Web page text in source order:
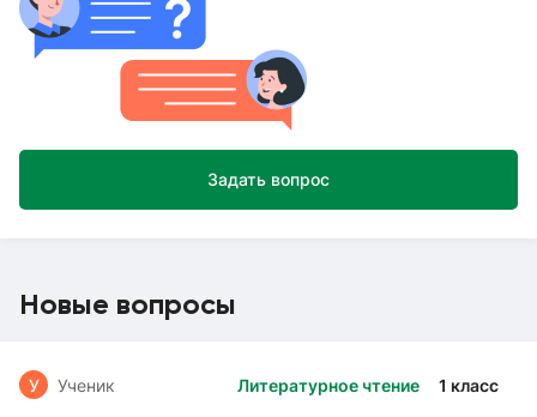
Задать вопрос
Новые вопросы
Литературное чтение 1 класс
У Ученик